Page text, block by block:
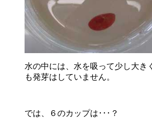
水の中には、水を吸って少し大き
も発芽はしていません。
では、６のカップは･･･？